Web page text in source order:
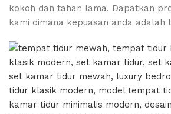
kokoh dan tahan lama. Dapatkan
kami dimana kepuasan anda adalah